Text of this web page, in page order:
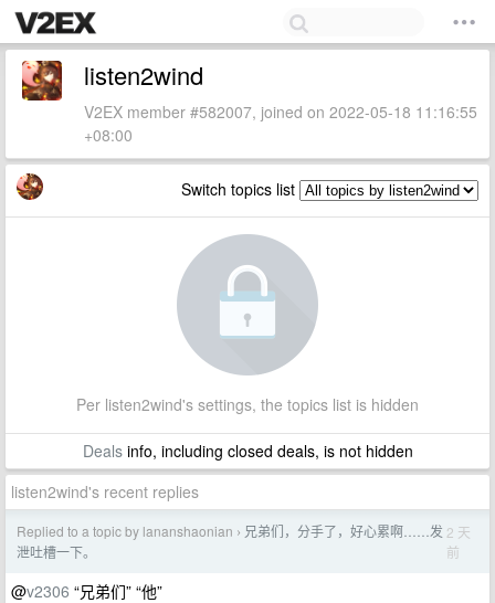
listen2wind
V2EX member #582007, joined on 2022-05-18 11:16:55
+08:00
Switch topics list
Per listen2wind's settings, the topics list is hidden
Dealsinfo, including closed deals, is not hidden
listen2wind's recent replies
Replied to a topic by lananshaonian › 兄弟们，分手了，好心累啊……发
泄吐槽一下。
2 天
前
@v2306 “兄弟们” “他”